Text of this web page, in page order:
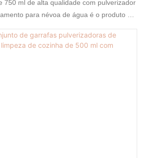
Totalmente De Plástico.
750 ml de alta qualidade com pulverizador
para névoa de água é o produto da
Gatilhos, bombas, pulverizadores e
são fabricados com garantia de